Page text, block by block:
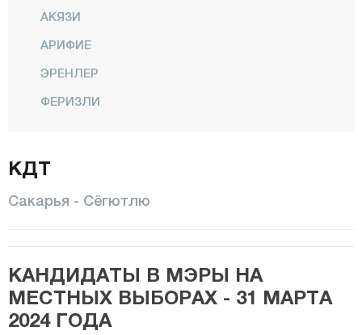
АКЯЗИ
АРИФИЕ
ЭРЕНЛЕР
ФЕРИЗЛИ
КАРАСУ
КОДЖААЛИ
ПАМУКОВА
САПАНДЖА
КДТ
Сакарья - Сёгютлю
КАНДИДАТЫ В МЭРЫ НА
МЕСТНЫХ ВЫБОРАХ - 31 МАРТА
2024 ГОДА